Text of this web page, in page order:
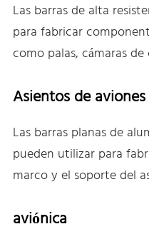
Las barras de alta
para fabricar
como palas, cámaras
Asientos de aviones
Las barras planas de
pueden utilizar para
marco y el soporte del
aviónica